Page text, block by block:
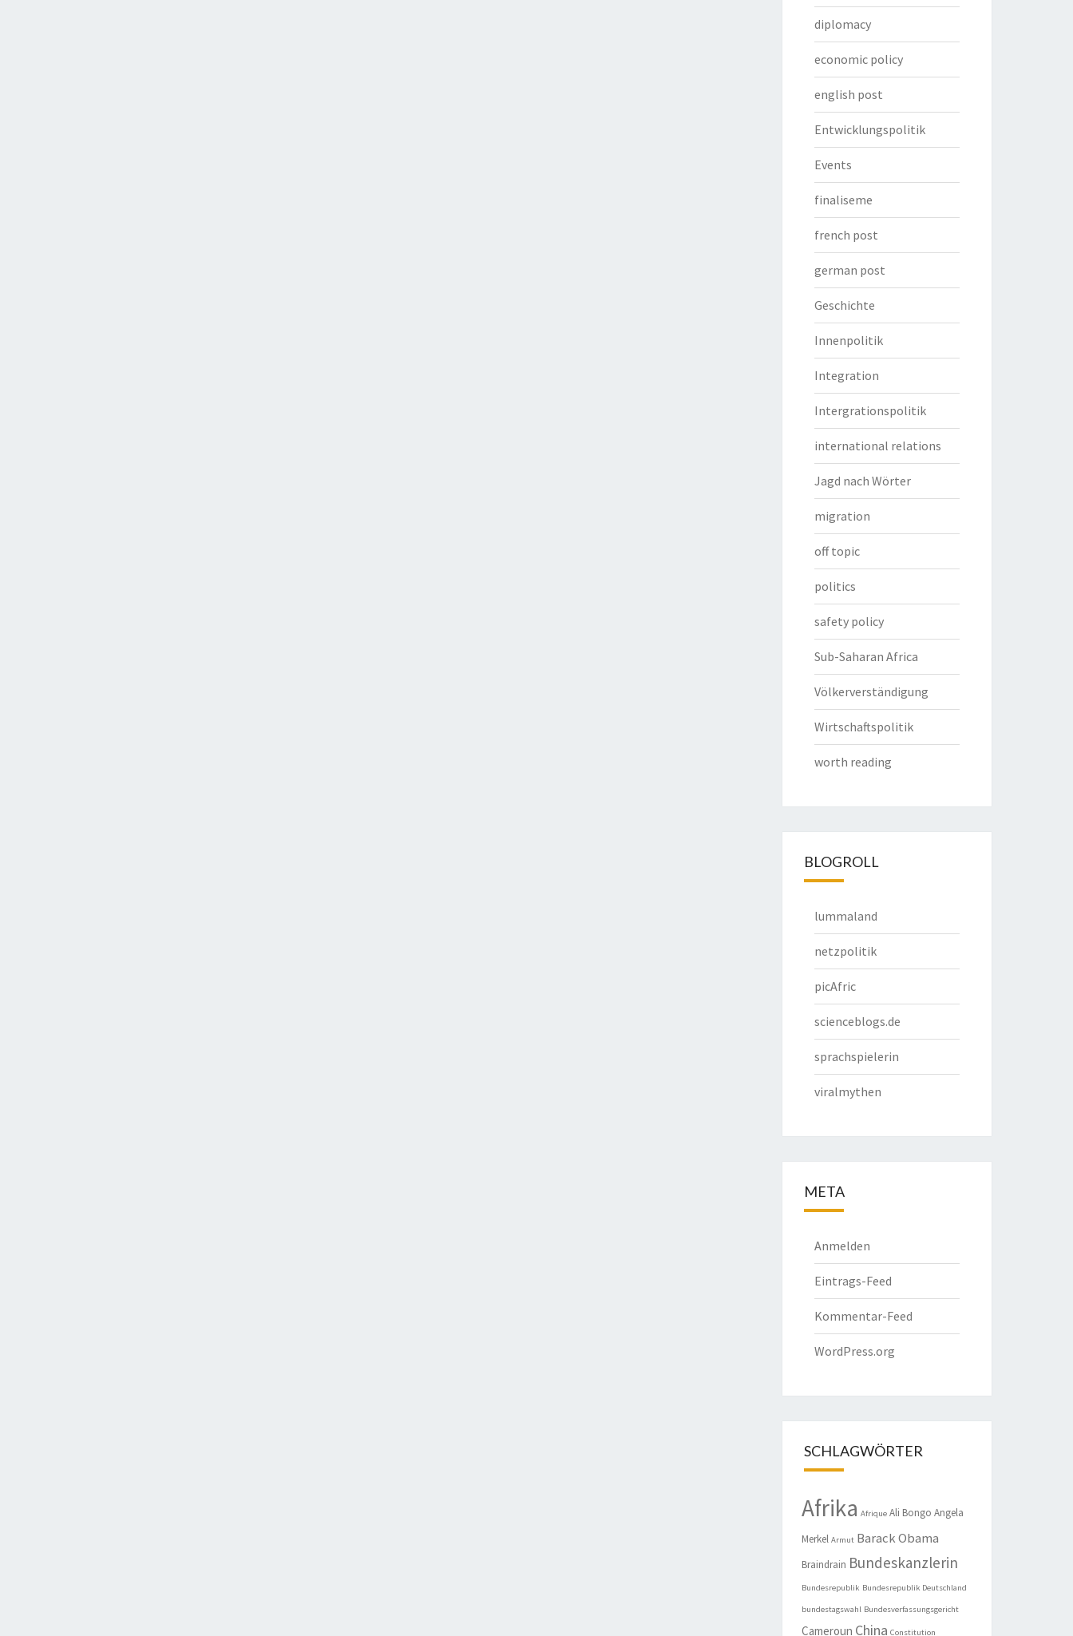
diplomacy
economic policy
english post
Entwicklungspolitik
Events
finaliseme
french post
german post
Geschichte
Innenpolitik
Integration
Intergrationspolitik
international relations
Jagd nach Wörter
migration
off topic
politics
safety policy
Sub-Saharan Africa
Völkerverständigung
Wirtschaftspolitik
worth reading
BLOGROLL
lummaland
netzpolitik
picAfric
scienceblogs.de
sprachspielerin
viralmythen
META
Anmelden
Eintrags-Feed
Kommentar-Feed
WordPress.org
SCHLAGWÖRTER
Afrika Afrique Ali Bongo Angela
Merkel Armut Barack Obama
Braindrain Bundeskanzlerin
Bundesrepublik Bundesrepublik Deutschland
bundestagswahl Bundesverfassungsgericht
Cameroun China Constitution